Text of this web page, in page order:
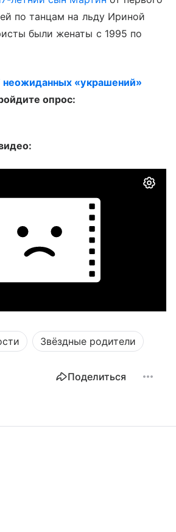
по танцам на льду Ириной
были женаты с 1995 по
неожиданных «украшений»
опрос:
Звёздные родители
Поделиться